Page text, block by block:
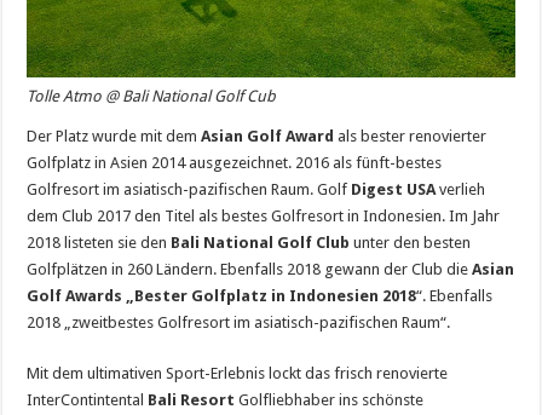
Tolle Atmo @ Bali National Golf Cub
Der Platz wurde mit demAsian Golf Award als bester renovierter
Golfplatz in Asien 2014 ausgezeichnet. 2016 als fünft-bestes
Golfresort im asiatisch-pazifischen Raum. Golf Digest USA verlieh
dem Club 2017 den Titel als bestes Golfresort in Indonesien. Im Jahr
2018 listeten sie den Bali National Golf Club unter den besten
Golfplätzen in 260 Ländern. Ebenfalls 2018 gewann der Club dieAsian
Golf Awards „Bester Golfplatz in Indonesien 2018“. Ebenfalls
2018 „zweitbestes Golfresort im asiatisch-pazifischen Raum“.
Mit dem ultimativen Sport-Erlebnis lockt das frisch renovierte
InterContintental Bali Resort Golfliebhaber ins schönste